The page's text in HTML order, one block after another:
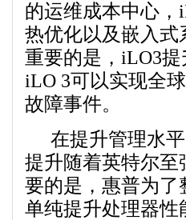
的运维成本中心
热优化以及嵌入式
重要的是，iLO3
iLO 3可以实现全
故障事件。
在提升管理水
提升随着英特尔至
要的是，惠普为了
单纯提升处理器性